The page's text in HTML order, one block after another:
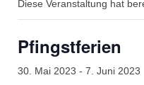
Elternmitwirkung
Schulelternbeirat
Förderverein
Diese Veranstaltung hat
Pfingstferien
30. Mai 2023 - 7. Juni 2023